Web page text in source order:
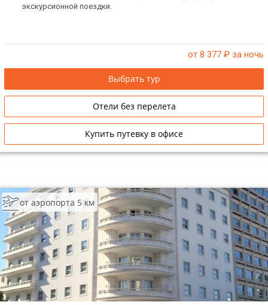
экскурсионной поездки.
от 8 377 ₽ за ночь
Выбрать тур
Отели без перелета
Купить путевку в офисе
от аэропорта 5 км